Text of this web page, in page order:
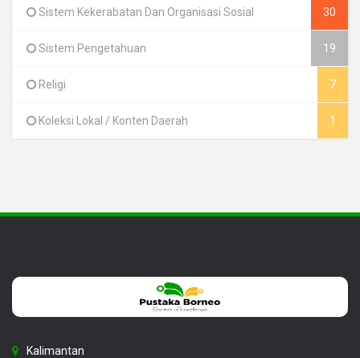
Sistem Kekerabatan Dan Organisasi Sosial 30
Sistem Pengetahuan 19
Religi 7
Koleksi Lokal / Konten Daerah 1
Kalimantan